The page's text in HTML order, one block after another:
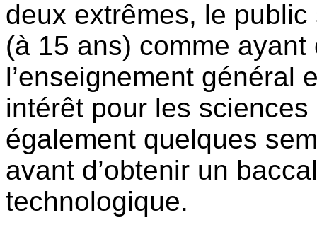
deux extrêmes, le
(à 15 ans) comme
l’enseignement général
intérêt pour les
également quelques
avant d’obtenir un
technologique.